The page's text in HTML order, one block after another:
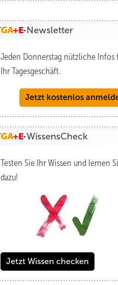
Newsletter
Jeden Donnerstag nützliche Infos
Ihr Tagesgeschäft.
Jetzt kostenlos
WissensCheck
Testen Sie Ihr Wissen und lernen
dazu!
Jetzt Wissen checken